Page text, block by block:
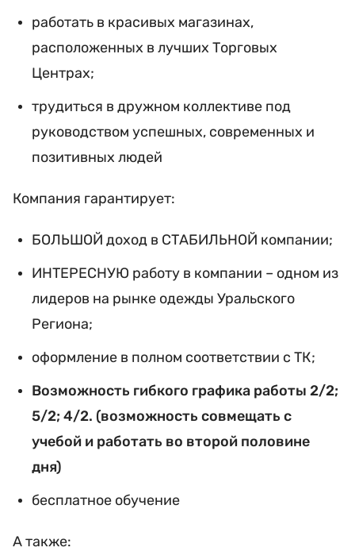
работать в красивых магазинах,
расположенных в лучших Торговых
Центрах;
трудиться в дружном коллективе под
руководством успешных, современных и
позитивных людей
Компания гарантирует:
БОЛЬШОЙ доход в СТАБИЛЬНОЙ компании;
ИНТЕРЕСНУЮ работу в компании – одном из
лидеров на рынке одежды Уральского
Региона;
оформление в полном соответствии с ТК;
Возможность гибкого графика работы 2/2;
5/2; 4/2. (возможность совмещать с
учебой и работать во второй половине
дня)
бесплатное обучение
А также: